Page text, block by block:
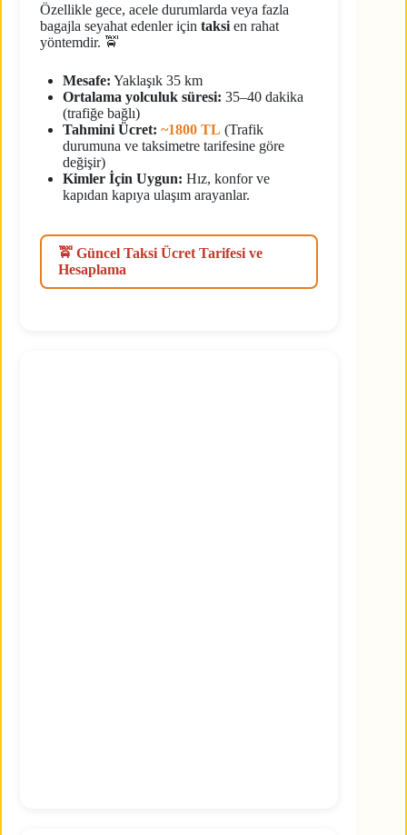
Özellikle gece, acele durumlarda veya fazla
bagajla seyahat edenler için taksi en rahat
yöntemdir. 🚖
Mesafe: Yaklaşık 35 km
Ortalama yolculuk süresi: 35–40 dakika
(trafiğe bağlı)
Tahmini Ücret: ~1800 TL (Trafik
durumuna ve taksimetre tarifesine göre
değişir)
Kimler İçin Uygun: Hız, konfor ve
kapıdan kapıya ulaşım arayanlar.
🚖 Güncel Taksi Ücret Tarifesi ve
Hesaplama